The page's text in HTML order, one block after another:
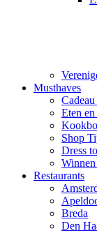
Musthaves
Eten
Shop
Dress
Restaurants
Breda
Den